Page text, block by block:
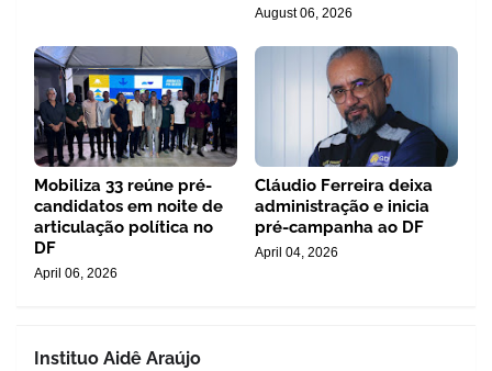
August 06, 2026
Mobiliza 33 reúne pré-
candidatos em noite de
articulação política no
DF
April 06, 2026
Cláudio Ferreira deixa
administração e inicia
pré-campanha ao DF
April 04, 2026
Instituo Aidê Araújo